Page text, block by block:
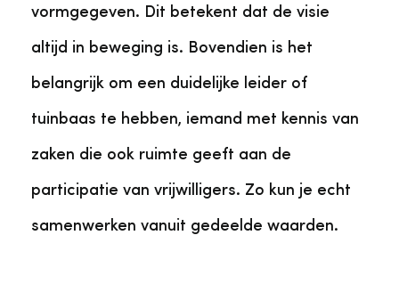
vormgegeven. Dit betekent dat de visie
altijd in beweging is. Bovendien is het
belangrijk om een duidelijke leider of
tuinbaas te hebben, iemand met kennis van
zaken die ook ruimte geeft aan de
participatie van vrijwilligers. Zo kun je echt
samenwerken vanuit gedeelde waarden.